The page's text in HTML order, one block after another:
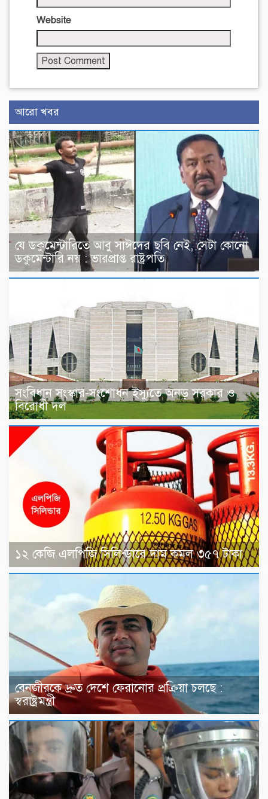
Website
আরো খবর
যে ডকুমেন্টারিতে আবু সাঈদের ছবি নেই, সেটা কোনো
ডকুমেন্টারি নয় : ভারপ্রাপ্ত রাষ্ট্রপতি
সংবিধান সংস্কার-সংশোধন ইস্যুতে অনড় সরকার ও
বিরোধী দল
১২ কেজি এলপিজি সিলিন্ডারে দাম কমল ৩৫৭ টাকা
বেনজীরকে দ্রুত দেশে ফেরানোর প্রক্রিয়া চলছে :
স্বরাষ্ট্রমন্ত্রী